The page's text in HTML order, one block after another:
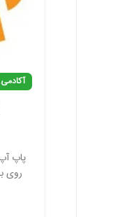
آکادمی
پاپ
روی